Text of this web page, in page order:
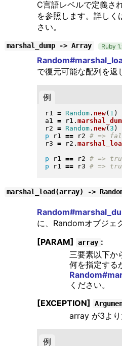
C言語レベルで定義さ
を参照します。詳し
さい。
marshal_dump -> Array Ruby
で復元可能な配列を返
例
r1 = Random. new( 1 )
a1 = r1 .
r2 = Random. new( 3 )
p r1 == r2
r3 = r2 .
p r1 == r2
p r1 == r3
marshal_load(array) ->
に、Randomオブジェ
[PARAM]
array :
三要素以下か
何を指定する
ください。
[EXCEPTION]
array が3より
例